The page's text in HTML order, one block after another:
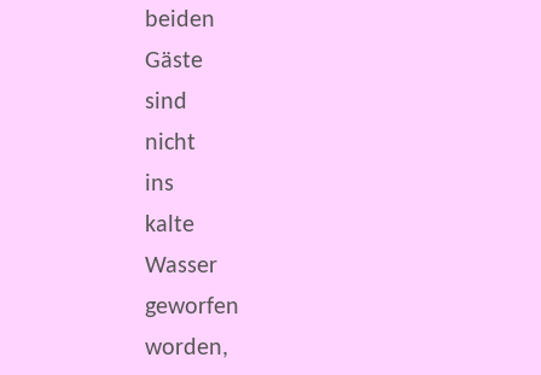
beiden
Gäste
sind
nicht
ins
kalte
Wasser
geworfen
worden,